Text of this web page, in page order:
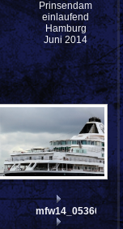
Prinsendam
einlaufend
Hamburg
Juni 2014
mfw14_053666